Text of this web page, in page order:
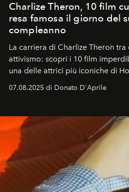
Charlize Theron, 10 film
resa famosa il giorno del
compleanno
La carriera di Charlize Theron
attivismo: scopri i 10 film
una delle attrici più iconiche di
07.08.2025 di Donato D'Aprile